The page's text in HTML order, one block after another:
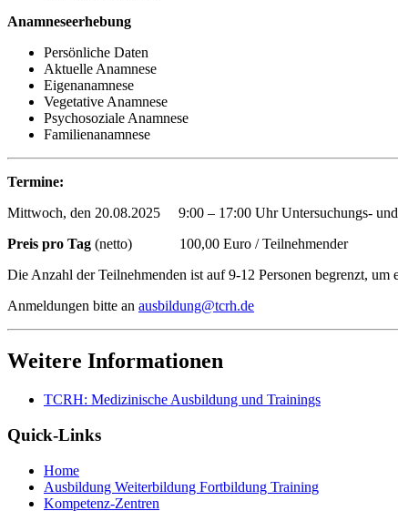
Anamneseerhebung
Persönliche Daten
Aktuelle Anamnese
Eigenanamnese
Vegetative Anamnese
Psychosoziale Anamnese
Familienanamnese
Termine:
Mittwoch, den 20.08.2025 9:00 – 17:00 Uhr Untersuchungs- und
Preis pro Tag (netto) 100,00 Euro / Teilnehmender
Die Anzahl der Teilnehmenden ist auf 9-12 Personen begrenzt,
Anmeldungen bitte an ausbildung@tcrh.de
Weitere Informationen
TCRH: Medizinische Ausbildung und Trainings
Quick-Links
Home
Ausbildung Weiterbildung Fortbildung Training
Kompetenz-Zentren